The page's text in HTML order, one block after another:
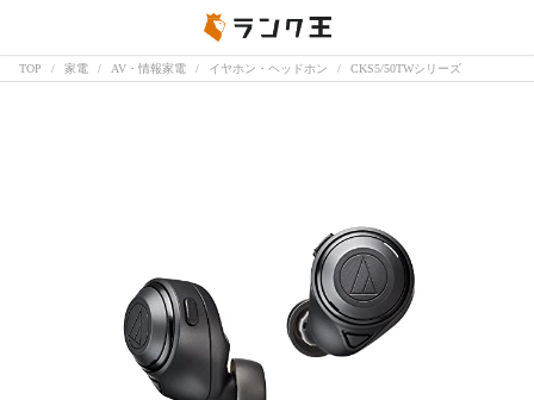
TOP 家電 AV・情報家電 イヤホン・ヘッドホン CKS5/50TWシリーズ